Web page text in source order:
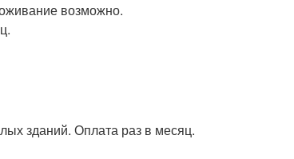
возможно.
зданий. Оплата раз в месяц.